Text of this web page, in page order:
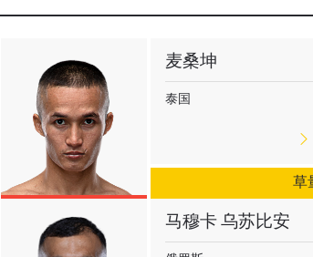
草
麦桑坤
泰国
马穆卡 乌苏比安